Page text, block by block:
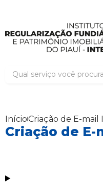
InícioCriação de E-mail
Criação de